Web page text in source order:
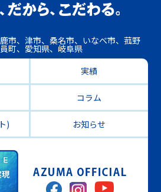
市、津市、桑名市、いなべ市、菰野
町、愛知県、岐阜県
実績
コラム
) お知らせ